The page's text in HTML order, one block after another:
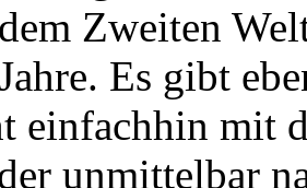
Zweiten
Es gibt
einfachhin mit
unmittelbar